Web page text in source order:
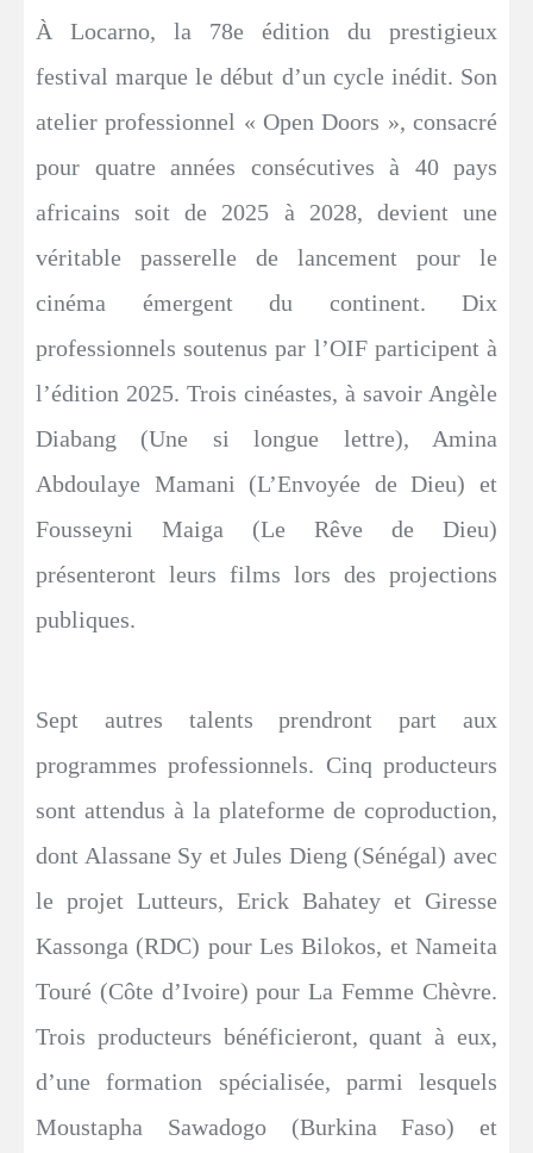
À Locarno, la 78e édition du prestigieux
festival marque le début d’un cycle inédit. Son
atelier professionnel « Open Doors », consacré
pour quatre années consécutives à 40 pays
africains soit de 2025 à 2028, devient une
véritable passerelle de lancement pour le
cinéma émergent du continent. Dix
professionnels soutenus par l’OIF participent à
l’édition 2025. Trois cinéastes, à savoir Angèle
Diabang (Une si longue lettre), Amina
Abdoulaye Mamani (L’Envoyée de Dieu) et
Fousseyni Maiga (Le Rêve de Dieu)
présenteront leurs films lors des projections
publiques.
Sept autres talents prendront part aux
programmes professionnels. Cinq producteurs
sont attendus à la plateforme de coproduction,
dont Alassane Sy et Jules Dieng (Sénégal) avec
le projet Lutteurs, Erick Bahatey et Giresse
Kassonga (RDC) pour Les Bilokos, et Nameita
Touré (Côte d’Ivoire) pour La Femme Chèvre.
Trois producteurs bénéficieront, quant à eux,
d’une formation spécialisée, parmi lesquels
Moustapha Sawadogo (Burkina Faso) et